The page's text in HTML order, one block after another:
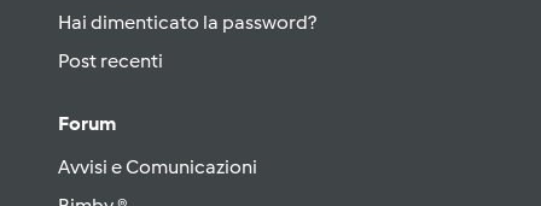
Hai dimenticato la password?
Post recenti
Forum
Avvisi e Comunicazioni